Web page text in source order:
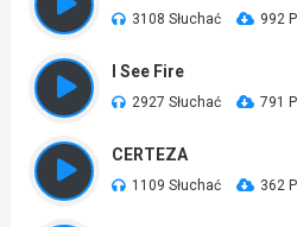
3108 Słuchać 992
I See Fire
2927 Słuchać 791
CERTEZA
1109 Słuchać 362